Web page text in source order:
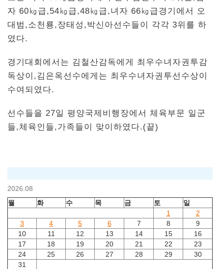
자 60㎏급,54㎏급,48㎏급,녀자 66㎏급경기에서 오
대범,소천룡,장태성,박신아선수들이 각각 3위를 하
였다.
경기대회에서는 김철산감독에게 최우수녀자권투감
독상이,김은옥선수에게는 최우수녀자권투선수상이
수여되였다.
선수들을 27일 평양국제비행장에서 체육부문 일군
들,체육인들,가족들이 맞이하였다.(끝)
2026.08
월
화 수 목 금 토
일
1
2
3
4 5 6 7 8
9
10
11 12 13 14 15
16
17
18 19 20 21 22
23
24
25 26 27 28 29
30
31